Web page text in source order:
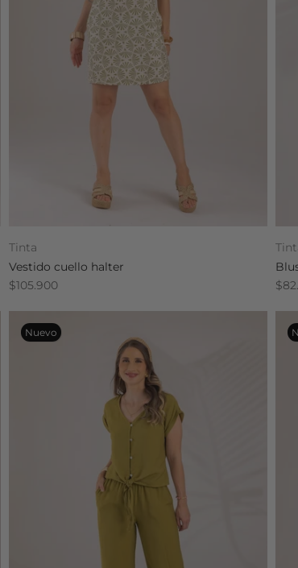
Tinta
Vestido cuello halter
$105.900
Nuevo